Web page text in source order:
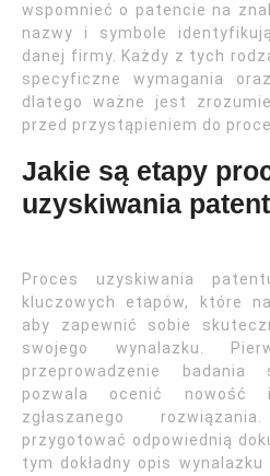
wspomnieć o patencie na
nazwy i symbole
danej firmy. Każdy z tych
specyficzne wymagania
dlatego ważne jest
przed przystąpieniem do
Jakie są etapy
uzyskiwania
Proces uzyskiwania
kluczowych etapów, które
aby zapewnić sobie
swojego wynalazku.
przeprowadzenie
pozwala ocenić nowość
zgłaszanego
przygotować odpowiednią
tym dokładny opis